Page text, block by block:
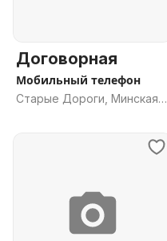
Договорная
Мобильный телефон
Старые Дороги, Минская